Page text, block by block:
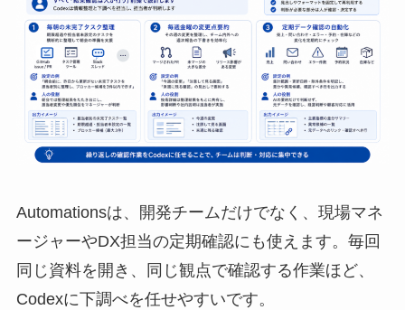
Automationsは、開発チームだけでなく、現場マネ
ージャーやDX担当の定期確認にも使えます。毎回
同じ資料を開き、同じ観点で確認する作業ほど、
Codexに下調べを任せやすいです。